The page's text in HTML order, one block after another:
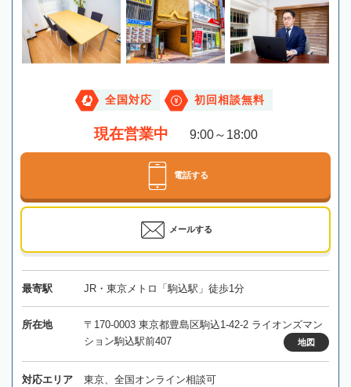
全国対応 初回相談無料
現在営業中 9:00～18:00
電話する
メールする
最寄駅 JR・東京メトロ「駒込駅」徒歩1分
所在地
〒170-0003 東京都豊島区駒込1-42-2 ライオンズマン
ション駒込駅前407
地図
対応エリア 東京、全国オンライン相談可